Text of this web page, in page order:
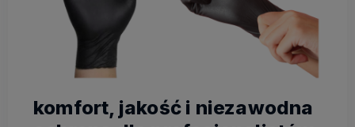
komfort, jakość i niezawodna